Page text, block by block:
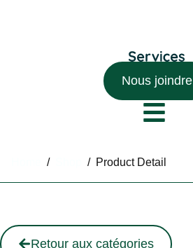
Nous joindre
/ / Product Detail
Retour aux catégories